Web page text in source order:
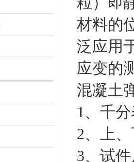
材料的
泛应用
应变的
混凝土
1、千
2、上
3、试